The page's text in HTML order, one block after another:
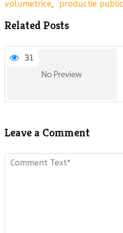
volumetrice, productie
Related Posts
31
Leave a Comment